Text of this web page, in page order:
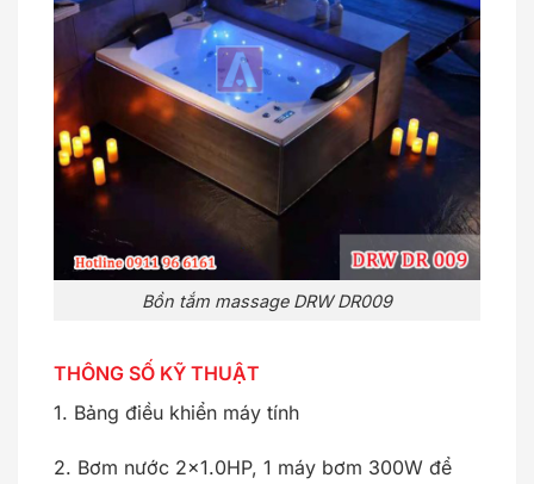
Bồn tắm massage DRW DR009
THÔNG SỐ KỸ THUẬT
1. Bảng điều khiển máy tính
2. Bơm nước 2×1.0HP, 1 máy bơm 300W để